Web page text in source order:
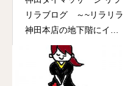
リラブログ ～~リラリラ
神田本店の地下階にイタ
リアンレストランがオー
プンしました。～